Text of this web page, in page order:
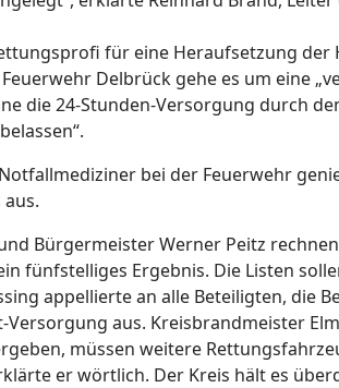
für eine Heraufsetzung
Delbrück gehe es um eine
die 24-Stunden-Versorgung durch
bei der Feuerwehr
Bürgermeister Werner Peitz
fünfstelliges Ergebnis. Die Listen
appellierte an alle Beteiligten, die
aus. Kreisbrandmeister
müssen weitere
er wörtlich. Der Kreis hält es